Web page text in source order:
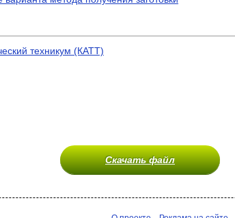
техникум (КАТТ)
Скачать файл